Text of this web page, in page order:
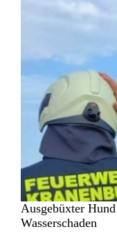
Ausgebüxter
Wasserschaden